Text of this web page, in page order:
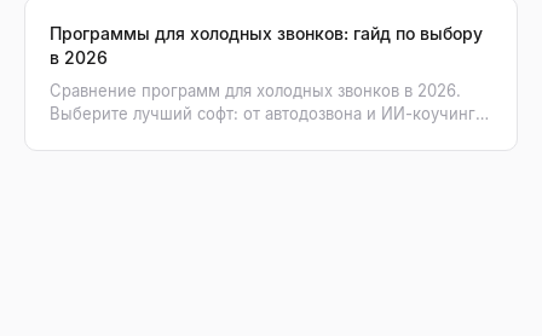
Программы для холодных звонков: гайд по выбору
в 2026
Сравнение программ для холодных звонков в 2026.
Выберите лучший софт: от автодозвона и ИИ-коучинга